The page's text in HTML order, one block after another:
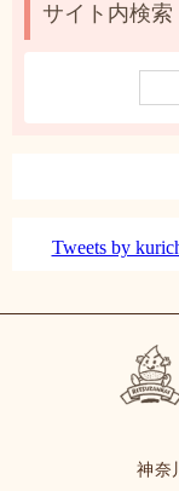
サイト内検索
Tweets by
神奈